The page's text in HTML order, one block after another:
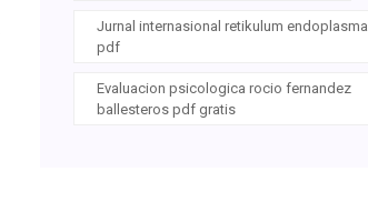
Jurnal internasional retikulum endoplasma
pdf
Evaluacion psicologica rocio fernandez
ballesteros pdf gratis